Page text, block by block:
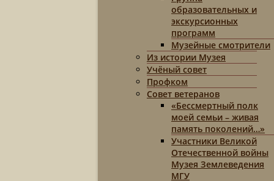
образовательных и
экскурсионных
программ
Музейные смотрители
Из истории Музея
Учёный совет
Профком
Совет ветеранов
«Бессмертный полк
моей семьи – живая
память поколений…»
Участники Великой
Отечественной войны
Музея Землеведения
МГУ